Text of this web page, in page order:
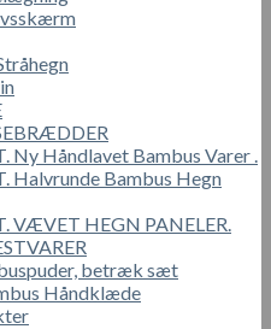
Ny Håndlavet Bambus Varer .
Halvrunde Bambus Hegn
VÆVET HEGN PANELER.
betræk sæt
Håndklæde